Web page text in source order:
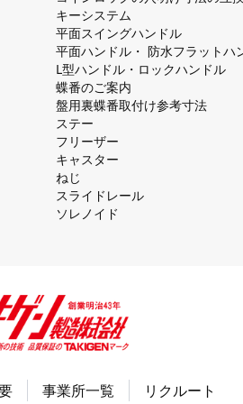
キーシステム
平⾯スイングハンドル
平⾯ハンドル・ 防⽔フラットハ
L型ハンドル・ロックハンドル
蝶番のご案内
盤⽤裏蝶番取付け参考⼨法
ステー
フリーザー
キャスター
ねじ
スライドレール
ソレノイド
事業所一覧 リクルート